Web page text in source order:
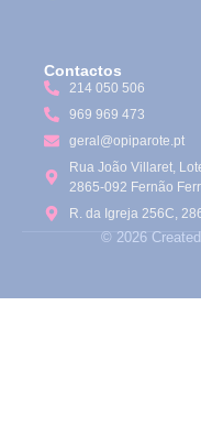
Contactos
214 050 506
969 969 473
geral@opiparote.pt
Rua João Villaret,
2865-092 Fernão
R. da Igreja 256C,
© 2026